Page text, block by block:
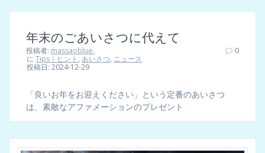
年末のごあいさつに代えて
投稿者: massaoblue.
にTips｜ヒント ,あいさつ, ニュース
投稿日: 2024-12-29
0
「良いお年をお迎えください」という定番のあいさつ
は、素敵なアファメーションのプレゼント